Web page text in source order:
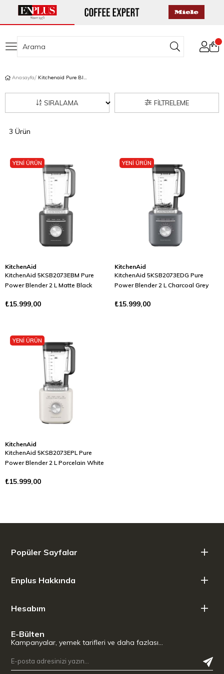
Anasayfa Kitchenaid Pure Blender
FILTRELEME
SIRALAMA
3 Ürün
KitchenAid
KitchenAid 5KSB2073EBM Pure
Power Blender 2 L Matte Black
₺15.999,00
YENİ ÜRÜN
KitchenAid
KitchenAid 5KSB2073EDG Pure
Power Blender 2 L Charcoal Grey
₺15.999,00
YENİ ÜRÜN
KitchenAid
KitchenAid 5KSB2073EPL Pure
Power Blender 2 L Porcelain White
₺15.999,00
YENİ ÜRÜN
Popüler Sayfalar
Enplus Hakkında
Hesabım
E-Bülten
Kampanyalar, yemek tarifleri ve daha fazlası…